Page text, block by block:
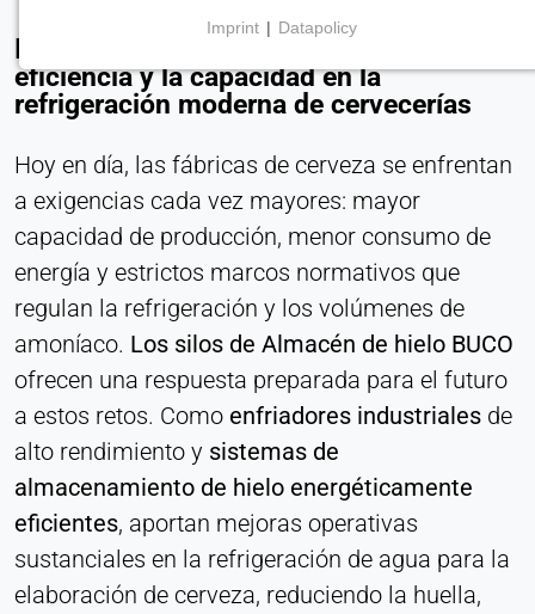
Introducción: Maximización de la
eficiencia y la capacidad en la
refrigeración moderna de cervecerías
Hoy en día, las fábricas de cerveza se enfrentan
a exigencias cada vez mayores: mayor
capacidad de producción, menor consumo de
energía y estrictos marcos normativos que
regulan la refrigeración y los volúmenes de
amoníaco. Los silos de Almacén de hielo BUCO
ofrecen una respuesta preparada para el futuro
a estos retos. Como enfriadores industriales de
alto rendimiento y sistemas de
almacenamiento de hielo energéticamente
eficientes, aportan mejoras operativas
sustanciales en la refrigeración de agua para la
elaboración de cerveza, reduciendo la huella,
Son necesarias para las funciones básicas del
sitio web, como la navegación y el
privacidad. Estas cookies no pueden desactivarse.
cookie_consent
Name:
consentimiento
Provider:
Heat Transfer Technology
Purpose:
Almacena su configuración de privacidad
Cookie duration:
1 año
Imprint | Datapolicy